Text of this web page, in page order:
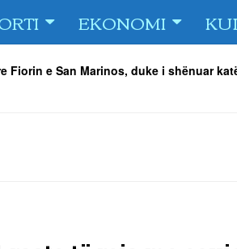
EKONOMI
Fiorin e San Marinos, duke i shënuar
Orhan Abdi -06/08/2026
këta lojtarë